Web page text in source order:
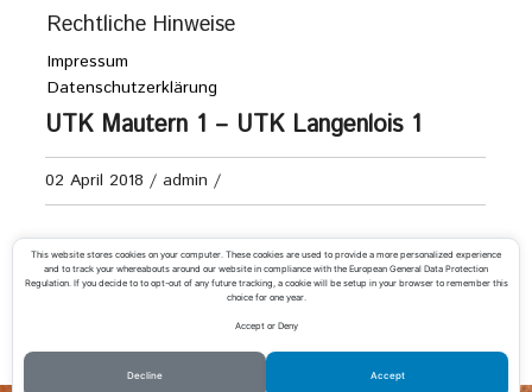
Rechtliche Hinweise
Impressum
Datenschutzerklärung
UTK Mautern 1 – UTK Langenlois 1
02 April 2018 / admin /
Senioren 70+ Kreisliga A
UTK Mautern 1 – UTC Hoheneich 1
UTK Langenlois 1 – UTK Mautern 1
This website stores cookies on your computer. These cookies are used to provide a more personalized experience
and to track your whereabouts around our website in compliance with the European General Data Protection
Regulation. If you decide to to opt-out of any future tracking, a cookie will be setup in your browser to remember this
choice for one year.
Accept or Deny
Decline Accept